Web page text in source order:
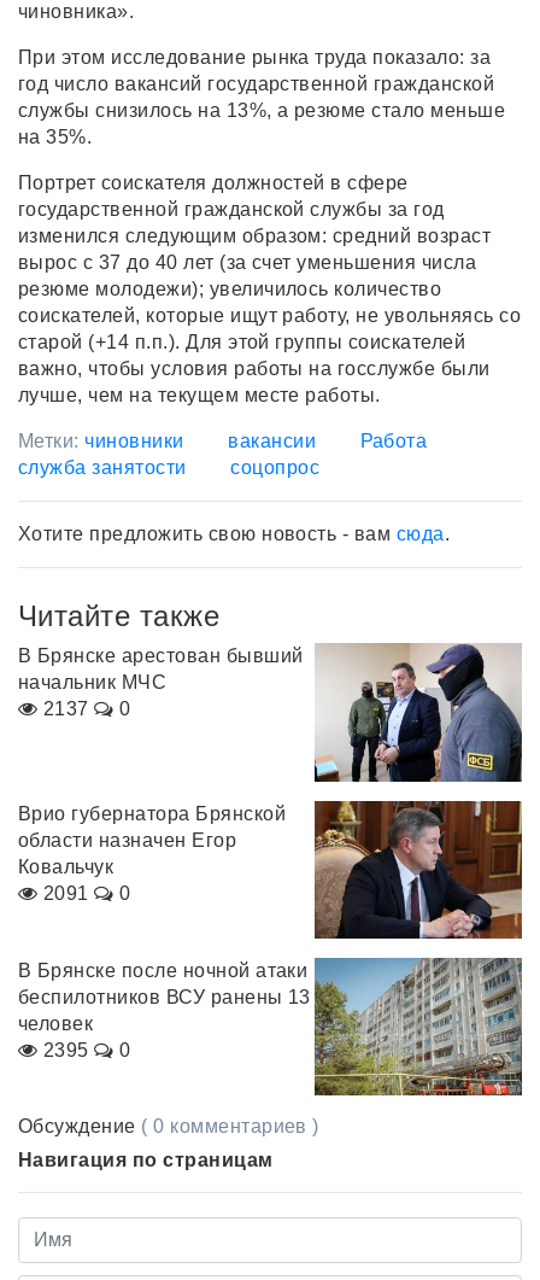
чиновника».
При этом исследование рынка труда показало: за
год число вакансий государственной гражданской
службы снизилось на 13%, а резюме стало меньше
на 35%.
Портрет соискателя должностей в сфере
государственной гражданской службы за год
изменился следующим образом: средний возраст
вырос с 37 до 40 лет (за счет уменьшения числа
резюме молодежи); увеличилось количество
соискателей, которые ищут работу, не увольняясь со
старой (+14 п.п.). Для этой группы соискателей
важно, чтобы условия работы на госслужбе были
лучше, чем на текущем месте работы.
Метки: чиновники вакансии
Работа
служба занятости
соцопрос
Хотите предложить свою новость - вам сюда.
Читайте также
В Брянске арестован бывший
начальник МЧС
2137
0
Врио губернатора Брянской
области назначен Егор
Ковальчук
2091
0
В Брянске после ночной атаки
беспилотников ВСУ ранены 13
человек
2395
0
Обсуждение ( 0 комментариев )
Навигация по страницам